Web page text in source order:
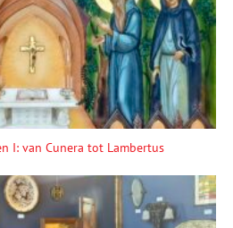
I: van Cunera tot Lambertus